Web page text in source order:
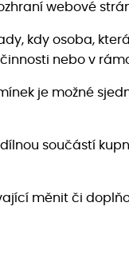
webové
kdy osoba,
nebo v
je možné
součástí
měnit či